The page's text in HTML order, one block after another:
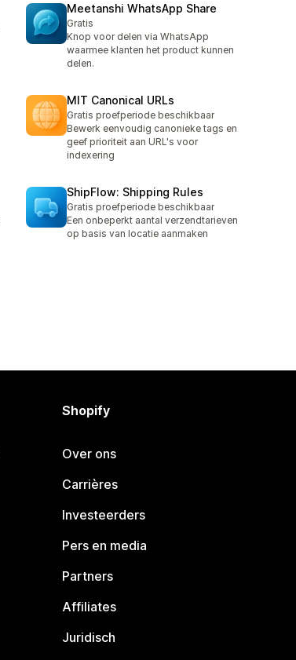
Meetanshi WhatsApp Share
Gratis
Knop voor delen via WhatsApp
waarmee klanten het product kunnen
delen.
MIT Canonical URLs
Gratis proefperiode beschikbaar
Bewerk eenvoudig canonieke tags en
geef prioriteit aan URL's voor
indexering
ShipFlow: Shipping Rules
Gratis proefperiode beschikbaar
Een onbeperkt aantal verzendtarieven
op basis van locatie aanmaken
Shopify
Over ons
Carrières
Investeerders
Pers en media
Partners
Affiliates
Juridisch